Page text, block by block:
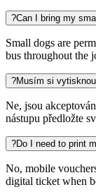
?Can I bring my
Small dogs are
bus throughout the
?Musím si
Ne, jsou
nástupu předložte
?Do I need to print
No, mobile
digital ticket when